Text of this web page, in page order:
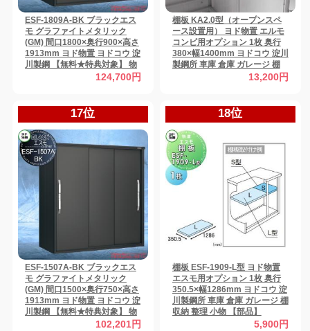
ESF-1809A-BK ブラックエス
モ グラファイトメタリック
(GM) 間口1800×奥行900×高さ
1913mm ヨド物置 ヨドコウ 淀
川製鋼 【無料★特典対象】 物
置 収納 収納庫 屋外 小型物置
124,700円
棚板 KA2.0型（オープンスペ
ース設置用） ヨド物置 エルモ
コンビ用オプション 1枚 奥行
380×幅1400mm ヨドコウ 淀川
製鋼所 車庫 倉庫 ガレージ 棚
収納 整理 小物 【部品】13,200円
17位
ESF-1507A-BK ブラックエス
モ グラファイトメタリック
(GM) 間口1500×奥行750×高さ
1913mm ヨド物置 ヨドコウ 淀
川製鋼 【無料★特典対象】 物
置 収納 収納庫 屋外 小型物置
102,201円
18位
棚板 ESF-1909-L型 ヨド物置
エスモ用オプション 1枚 奥行
350.5×幅1286mm ヨドコウ 淀
川製鋼所 車庫 倉庫 ガレージ 棚
収納 整理 小物 【部品】
5,900円